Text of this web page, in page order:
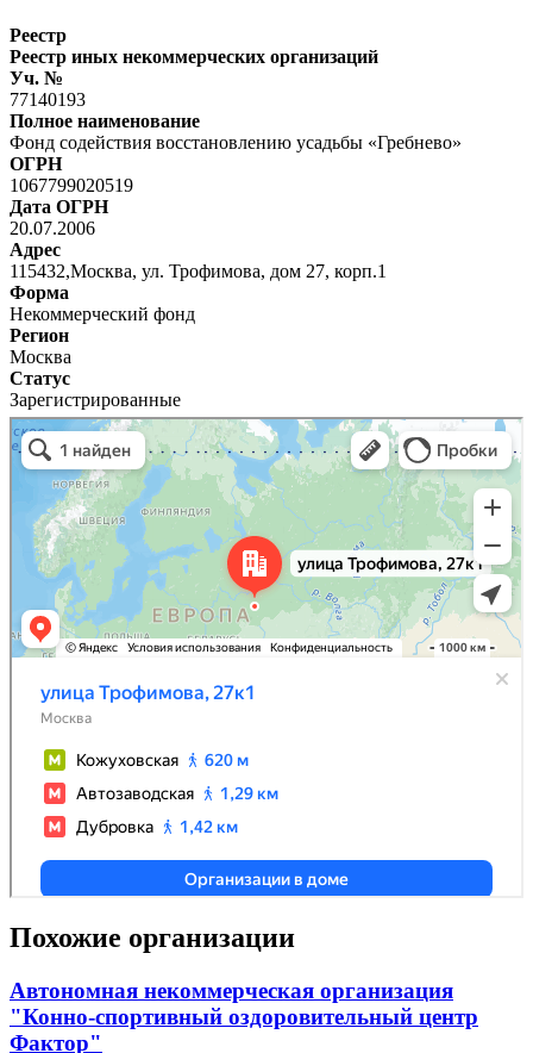
Реестр
Реестр иных некоммерческих организаций
Уч. №
77140193
Полное наименование
Фонд содействия восстановлению усадьбы «Гребнево»
ОГРН
1067799020519
Дата ОГРН
20.07.2006
Адрес
115432,Москва, ул. Трофимова, дом 27, корп.1
Форма
Некоммерческий фонд
Регион
Москва
Статус
Зарегистрированные
Похожие организации
Автономная некоммерческая организация
"Конно-спортивный оздоровительный центр
Фактор"